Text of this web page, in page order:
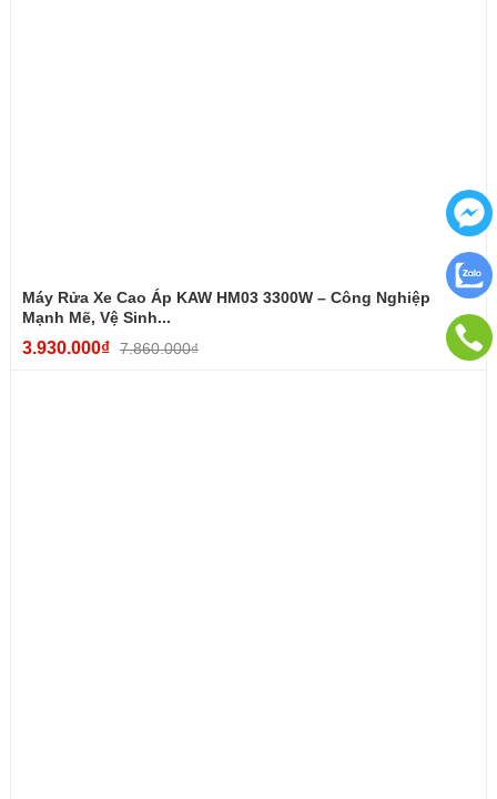
Chất liệu đầu bơm: Hợp kim chịu lực
Máy Rửa Xe Cao Áp KAW HM03 3300W – Công Nghiệp
Mạnh Mẽ, Vệ Sinh...
3.930.000₫ 7.860.000₫